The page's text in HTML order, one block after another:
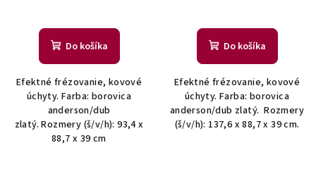
Do košíka
Efektné frézovanie, kovové
úchyty. Farba: borovica
anderson/dub
zlatý. Rozmery (š/v/h): 93,4 x
88,7 x 39 cm
Do košíka
Efektné frézovanie, kovové
úchyty. Farba: borovica
anderson/dub zlatý. Rozmery
(š/v/h): 137,6 x 88,7 x 39 cm.